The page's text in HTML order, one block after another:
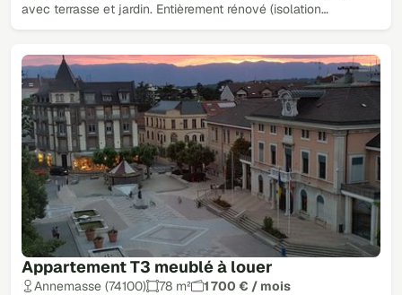
avec terrasse et jardin. Entièrement rénové (isolation…
Appartement T3 meublé à louer
Annemasse (74100) 78 m²
1 700 € / mois